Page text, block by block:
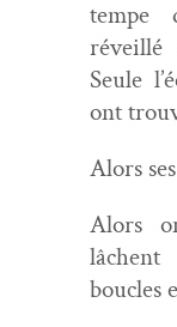
tempe
réveil­lé
Seule
ont
Alors
Alors
boucles